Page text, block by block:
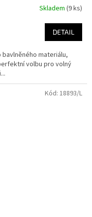
Skladem (9 ks)
DETAIL
bavlněného materiálu,
volbu pro volný
Kód: 18893/L